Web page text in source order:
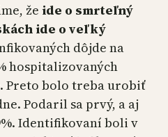
že ide o smrteľný
ide o veľký
dôjde na
hospitalizovaných
Preto bolo treba urobiť
Podaril sa prvý, a aj
Identifikovaní boli v